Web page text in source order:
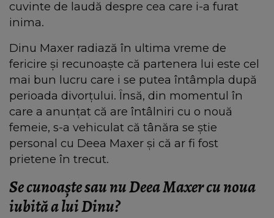
cuvinte de laudă despre cea care i-a furat
inima.
Dinu Maxer radiază în ultima vreme de
fericire și recunoaște că partenera lui este cel
mai bun lucru care i se putea întâmpla după
perioada divorțului. Însă, din momentul în
care a anunțat că are întâlniri cu o nouă
femeie, s-a vehiculat că tânăra se știe
personal cu Deea Maxer și că ar fi fost
prietene în trecut.
Se cunoaște sau nu Deea Maxer cu noua
iubită a lui Dinu?